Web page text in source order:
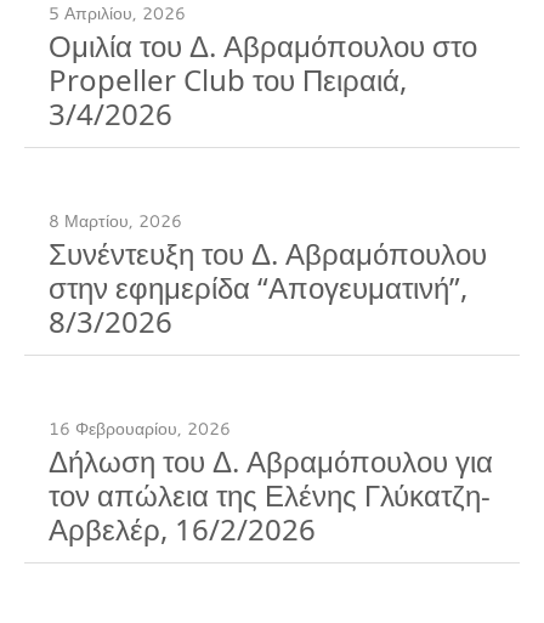
5 Απριλίου, 2026
Ομιλία του Δ. Αβραμόπουλου στο
Propeller Club του Πειραιά,
3/4/2026
8 Μαρτίου, 2026
Συνέντευξη του Δ. Αβραμόπουλου
στην εφημερίδα “Απογευματινή”,
8/3/2026
16 Φεβρουαρίου, 2026
Δήλωση του Δ. Αβραμόπουλου για
τον απώλεια της Ελένης Γλύκατζη-
Αρβελέρ, 16/2/2026